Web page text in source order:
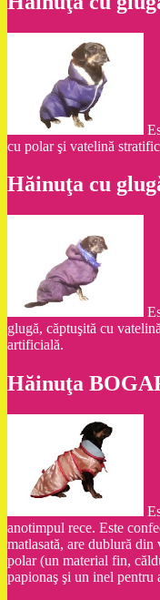
cu polar şi vatelină
Hăinuţa cu
glugă, căptuşită cu
artificială.
Hăinuţa
anotimpul rece. Este
matlasată, are dublură din
polar (un material fin,
papionaş şi un inel pentru